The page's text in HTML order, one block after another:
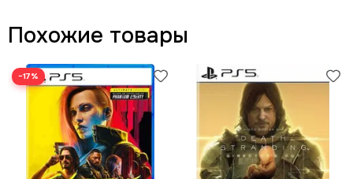
Похожие товары
−17%